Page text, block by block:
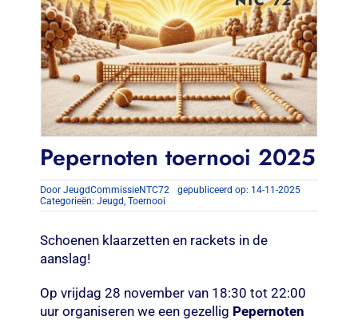
Pepernoten toernooi 2025
Door JeugdCommissieNTC72
gepubliceerd op: 14-11-2025
Categorieën: Jeugd, Toernooi
Schoenen klaarzetten en rackets in de
aanslag!
Op vrijdag 28 november van 18:30 tot 22:00
uur organiseren we een gezellig Pepernoten